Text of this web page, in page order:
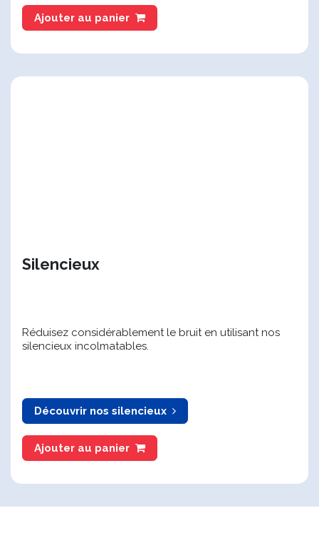
Ajouter au panier
Silencieux
Réduisez considérablement le bruit en utilisant nos
Découvrir nos silencieux
Ajouter au panier